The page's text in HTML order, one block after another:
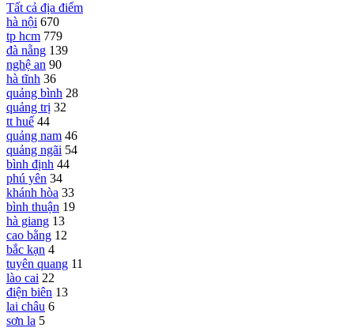
Tất cả địa điểm
hà nội 670
tp hcm 779
đà nẵng 139
nghệ an 90
hà tĩnh 36
quảng bình 28
quảng trị 32
tt huế 44
quảng nam 46
quảng ngãi 54
bình định 44
phú yên 34
khánh hòa 33
bình thuận 19
hà giang 13
cao bằng 12
bắc kạn 4
tuyên quang 11
lào cai 22
điện biên 13
lai châu 6
sơn la 5